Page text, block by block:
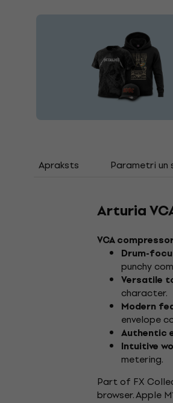
Apraksts Parametri un
Arturia
VCA
Drum-
punchy
Versatile
character.
Modern
envelope
Authentic
Intuitive
metering.
Part of FX
browser. Apple